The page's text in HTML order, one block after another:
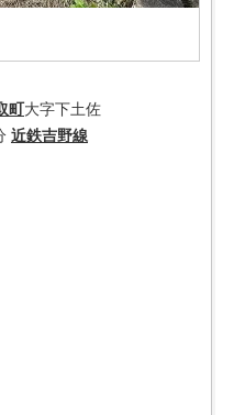
町大字下土佐
近鉄吉野線